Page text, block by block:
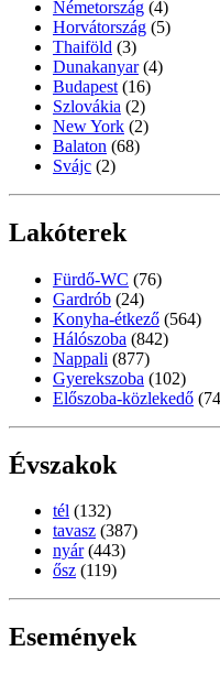
Németország (4)
Horvátország (5)
Thaiföld (3)
Dunakanyar (4)
Budapest (16)
Szlovákia (2)
New York (2)
Balaton (68)
Svájc (2)
Lakóterek
Fürdő-WC (76)
Gardrób (24)
Konyha-étkező (564)
Hálószoba (842)
Nappali (877)
Gyerekszoba (102)
Előszoba-közlekedő
Évszakok
tél (132)
tavasz (387)
nyár (443)
ősz (119)
Események